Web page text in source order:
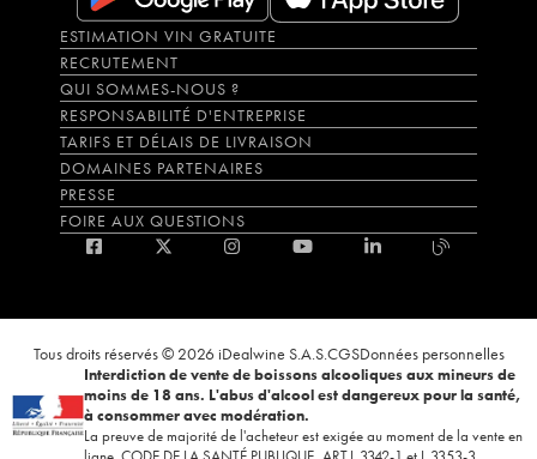
ESTIMATION VIN GRATUITE
RECRUTEMENT
QUI SOMMES-NOUS ?
RESPONSABILITÉ D'ENTREPRISE
TARIFS ET DÉLAIS DE LIVRAISON
DOMAINES PARTENAIRES
PRESSE
FOIRE AUX QUESTIONS
Tous droits réservés © 2026 iDealwine S.A.S.CGSDonnées personnelles
Interdiction de vente de boissons alcooliques aux mineurs de
moins de 18 ans. L'abus d'alcool est dangereux pour la santé,
à consommer avec modération.
La preuve de majorité de l'acheteur est exigée au moment de la vente en